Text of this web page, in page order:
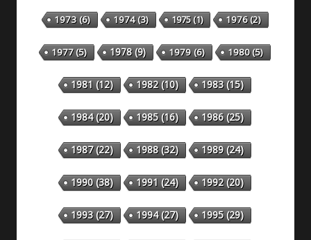
1973(6) 1974(3) 1975(1) 1976(2)
1977(5) 1978(9) 1979(6) 1980(5)
1981 (12) 1982(10) 1983(15)
1984(20) 1985(16) 1986(25)
1987(22) 1988(32) 1989(24)
1990(38) 1991 (24) 1992(20)
1993(27) 1994(27) 1995(29)